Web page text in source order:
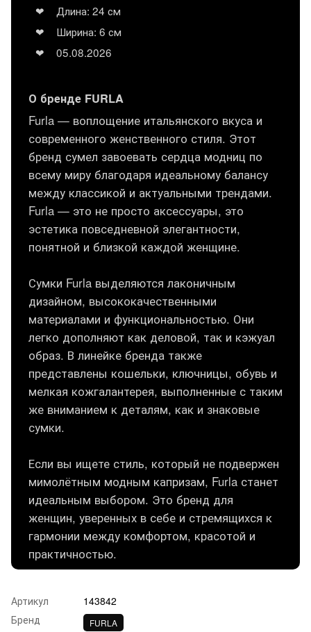
Длина: 24 см
Ширина: 6 см
05.08.2026
О бренде FURLA
Furla — воплощение итальянского вкуса и
современного женственного стиля. Этот
бренд сумел завоевать сердца модниц по
всему миру благодаря идеальному балансу
между классикой и актуальными трендами.
Furla — это не просто аксессуары, это
эстетика повседневной элегантности,
понятной и близкой каждой женщине.
Сумки Furla выделяются лаконичным
дизайном, высококачественными
материалами и функциональностью. Они
легко дополняют как деловой, так и кэжуал
образ. В линейке бренда также
представлены кошельки, ключницы, обувь и
мелкая кожгалантерея, выполненные с таким
же вниманием к деталям, как и знаковые
сумки.
Если вы ищете стиль, который не подвержен
мимолётным модным капризам, Furla станет
идеальным выбором. Это бренд для
женщин, уверенных в себе и стремящихся к
гармонии между комфортом, красотой и
практичностью.
Артикул
143842
Бренд
FURLA